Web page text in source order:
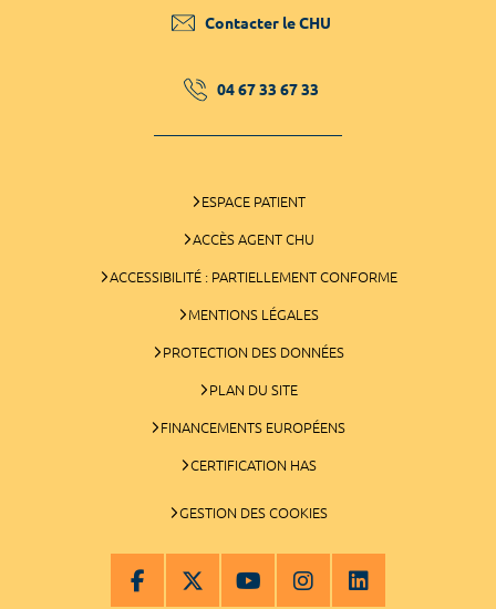
Contacter le CHU
04 67 33 67 33
ESPACE PATIENT
ACCÈS AGENT CHU
ACCESSIBILITÉ : PARTIELLEMENT CONFORME
MENTIONS LÉGALES
PROTECTION DES DONNÉES
PLAN DU SITE
FINANCEMENTS EUROPÉENS
CERTIFICATION HAS
GESTION DES COOKIES